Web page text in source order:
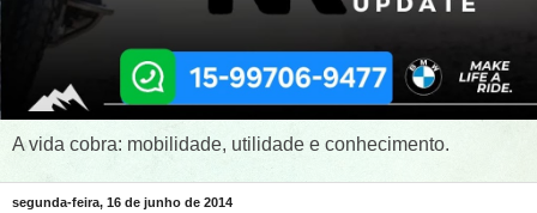
A vida cobra: mobilidade, utilidade e conhecimento.
segunda-feira, 16 de junho de 2014